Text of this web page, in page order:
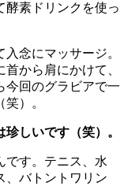
酵素ドリンクを使っ
念にマッサージ。
から肩にかけて、
今回のグラビアで一
）。
しいです（笑）。
す。テニス、水
、バトントワリン